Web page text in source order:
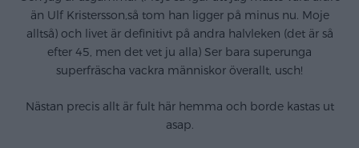
än Ulf Kristersson,så tom han ligger på minus nu. Moje
alltså) och livet är definitivt på andra halvleken (det är så
efter 45, men det vet ju alla) Ser bara superunga
superfräscha vackra människor överallt, usch!
Nästan precis allt är fult här hemma och borde kastas ut
asap.